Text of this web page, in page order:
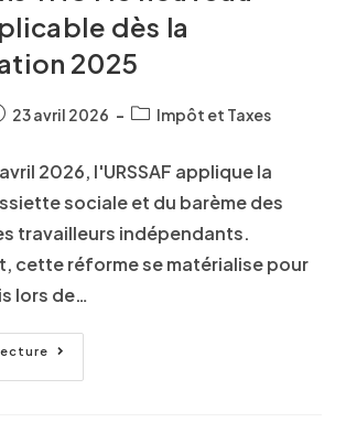
dès la
2025
23 avril 2026 Impôt et Taxes
2026, l'URSSAF applique la
sociale et du barème des
travailleurs indépendants.
cette réforme se matérialise pour
lors de…